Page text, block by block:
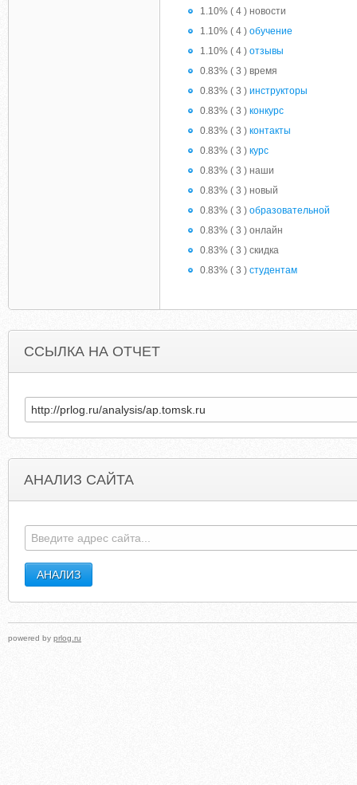
1.10% ( 4 ) новости
1.10% ( 4 ) обучение
1.10% ( 4 ) отзывы
0.83% ( 3 ) время
0.83% ( 3 ) инструкторы
0.83% ( 3 ) конкурс
0.83% ( 3 ) контакты
0.83% ( 3 ) курс
0.83% ( 3 ) наши
0.83% ( 3 ) новый
0.83% ( 3 ) образовательной
0.83% ( 3 ) онлайн
0.83% ( 3 ) скидка
0.83% ( 3 ) студентам
ССЫЛКА НА ОТЧЕТ
АНАЛИЗ САЙТА
powered by prlog.ru